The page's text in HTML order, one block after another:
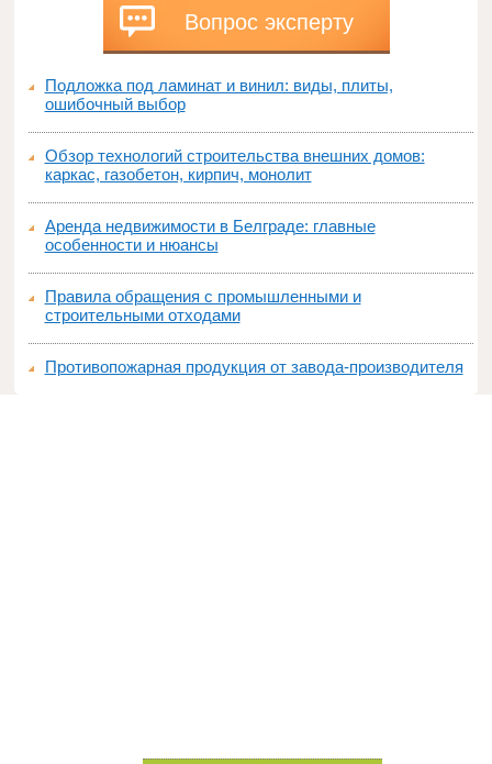
Вопрос эксперту
Подложка под ламинат и винил: виды, плиты,
ошибочный выбор
Обзор технологий строительства внешних домов:
каркас, газобетон, кирпич, монолит
Аренда недвижимости в Белграде: главные
особенности и нюансы
Правила обращения с промышленными и
строительными отходами
Противопожарная продукция от завода-производителя